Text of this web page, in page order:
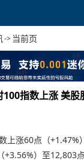
-> 当前页
指数上涨 美股
上涨60点（+1.47%
+3.56%）至12,803